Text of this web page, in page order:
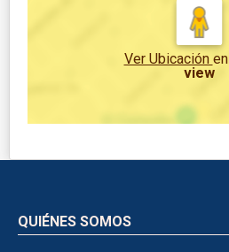
Ver Ubicación en
view
QUIÉNES SOMOS